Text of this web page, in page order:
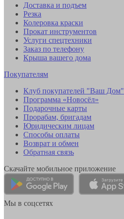
Доставка и подъем
Резка
Колеровка краски
Прокат инструментов
Услуги спецтехники
Заказ по телефону
Крыша вашего дома
Покупателям
Клуб покупателей "Ваш Дом"
Программа «Новосёл»
Подарочные карты
Прорабам, бригадам
Юридическим лицам
Способы оплаты
Возврат и обмен
Обратная связь
Скачайте мобильное приложение
Мы в соцсетях